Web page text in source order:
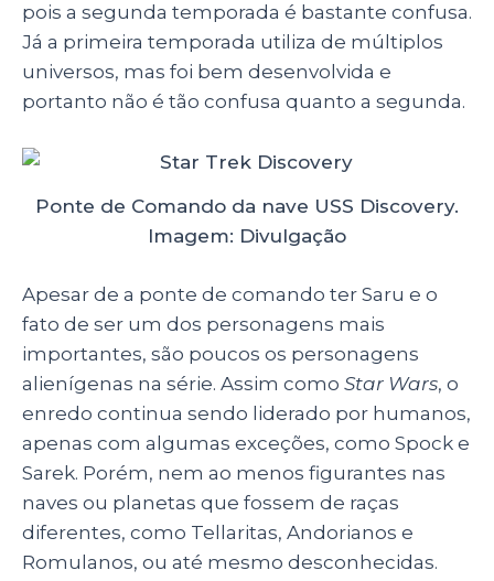
pois a segunda temporada é bastante confusa.
Já a primeira temporada utiliza de múltiplos
universos, mas foi bem desenvolvida e
portanto não é tão confusa quanto a segunda.
Ponte de Comando da nave USS Discovery.
Imagem: Divulgação
Apesar de a ponte de comando ter Saru e o
fato de ser um dos personagens mais
importantes, são poucos os personagens
alienígenas na série. Assim como Star Wars, o
enredo continua sendo liderado por humanos,
apenas com algumas exceções, como Spock e
Sarek. Porém, nem ao menos figurantes nas
naves ou planetas que fossem de raças
diferentes, como Tellaritas, Andorianos e
Romulanos, ou até mesmo desconhecidas.